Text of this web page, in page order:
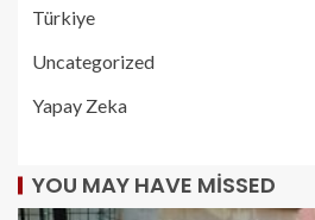
Türkiye
Uncategorized
Yapay Zeka
YOU MAY HAVE MISSED